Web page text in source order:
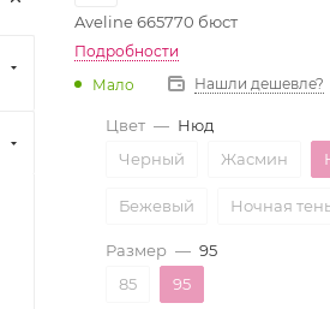
Aveline 665770 бюст
Подробности
Мало
Нашли дешевле?
Цвет — Нюд
Черный
Жасмин
Бежевый Ночная
Размер — 95
85
95